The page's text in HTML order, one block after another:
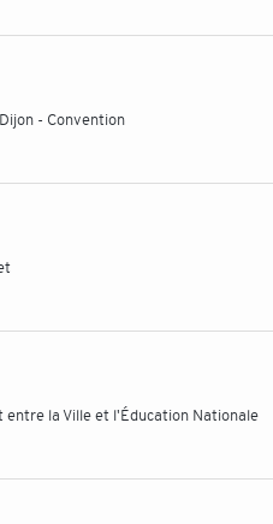
- Convention
la Ville et l'Éducation Nationale